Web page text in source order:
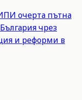
очерта пътна
чрез
и реформи в